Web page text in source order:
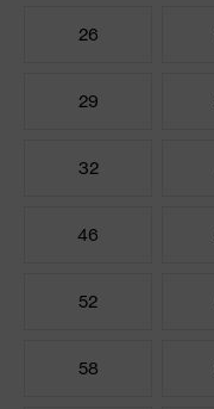
26
29
32
46
52
58